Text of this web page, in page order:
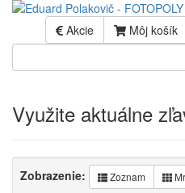
Akcie Môj košík
Využite aktuálne
Zobrazenie: Zoznam